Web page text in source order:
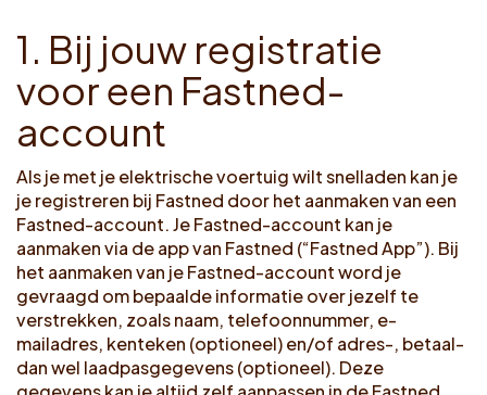
1. Bij jouw registratie
vooreen Fastned-
account
Als je met je elektrische voertuig wilt snelladen kan je
je registreren bij Fastned door het aanmaken van een
Fastned-account. Je Fastned-account kan je
aanmaken via de app van Fastned (“Fastned App”). Bij
het aanmaken van je Fastned-account word je
gevraagd om bepaalde informatie over jezelf te
verstrekken, zoals naam, telefoonnummer, e-
mailadres, kenteken (optioneel) en/of adres-, betaal-
dan wel laadpasgegevens (optioneel). Deze